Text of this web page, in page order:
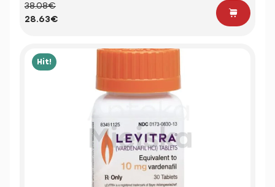
38.08€
28.63€
Hit!